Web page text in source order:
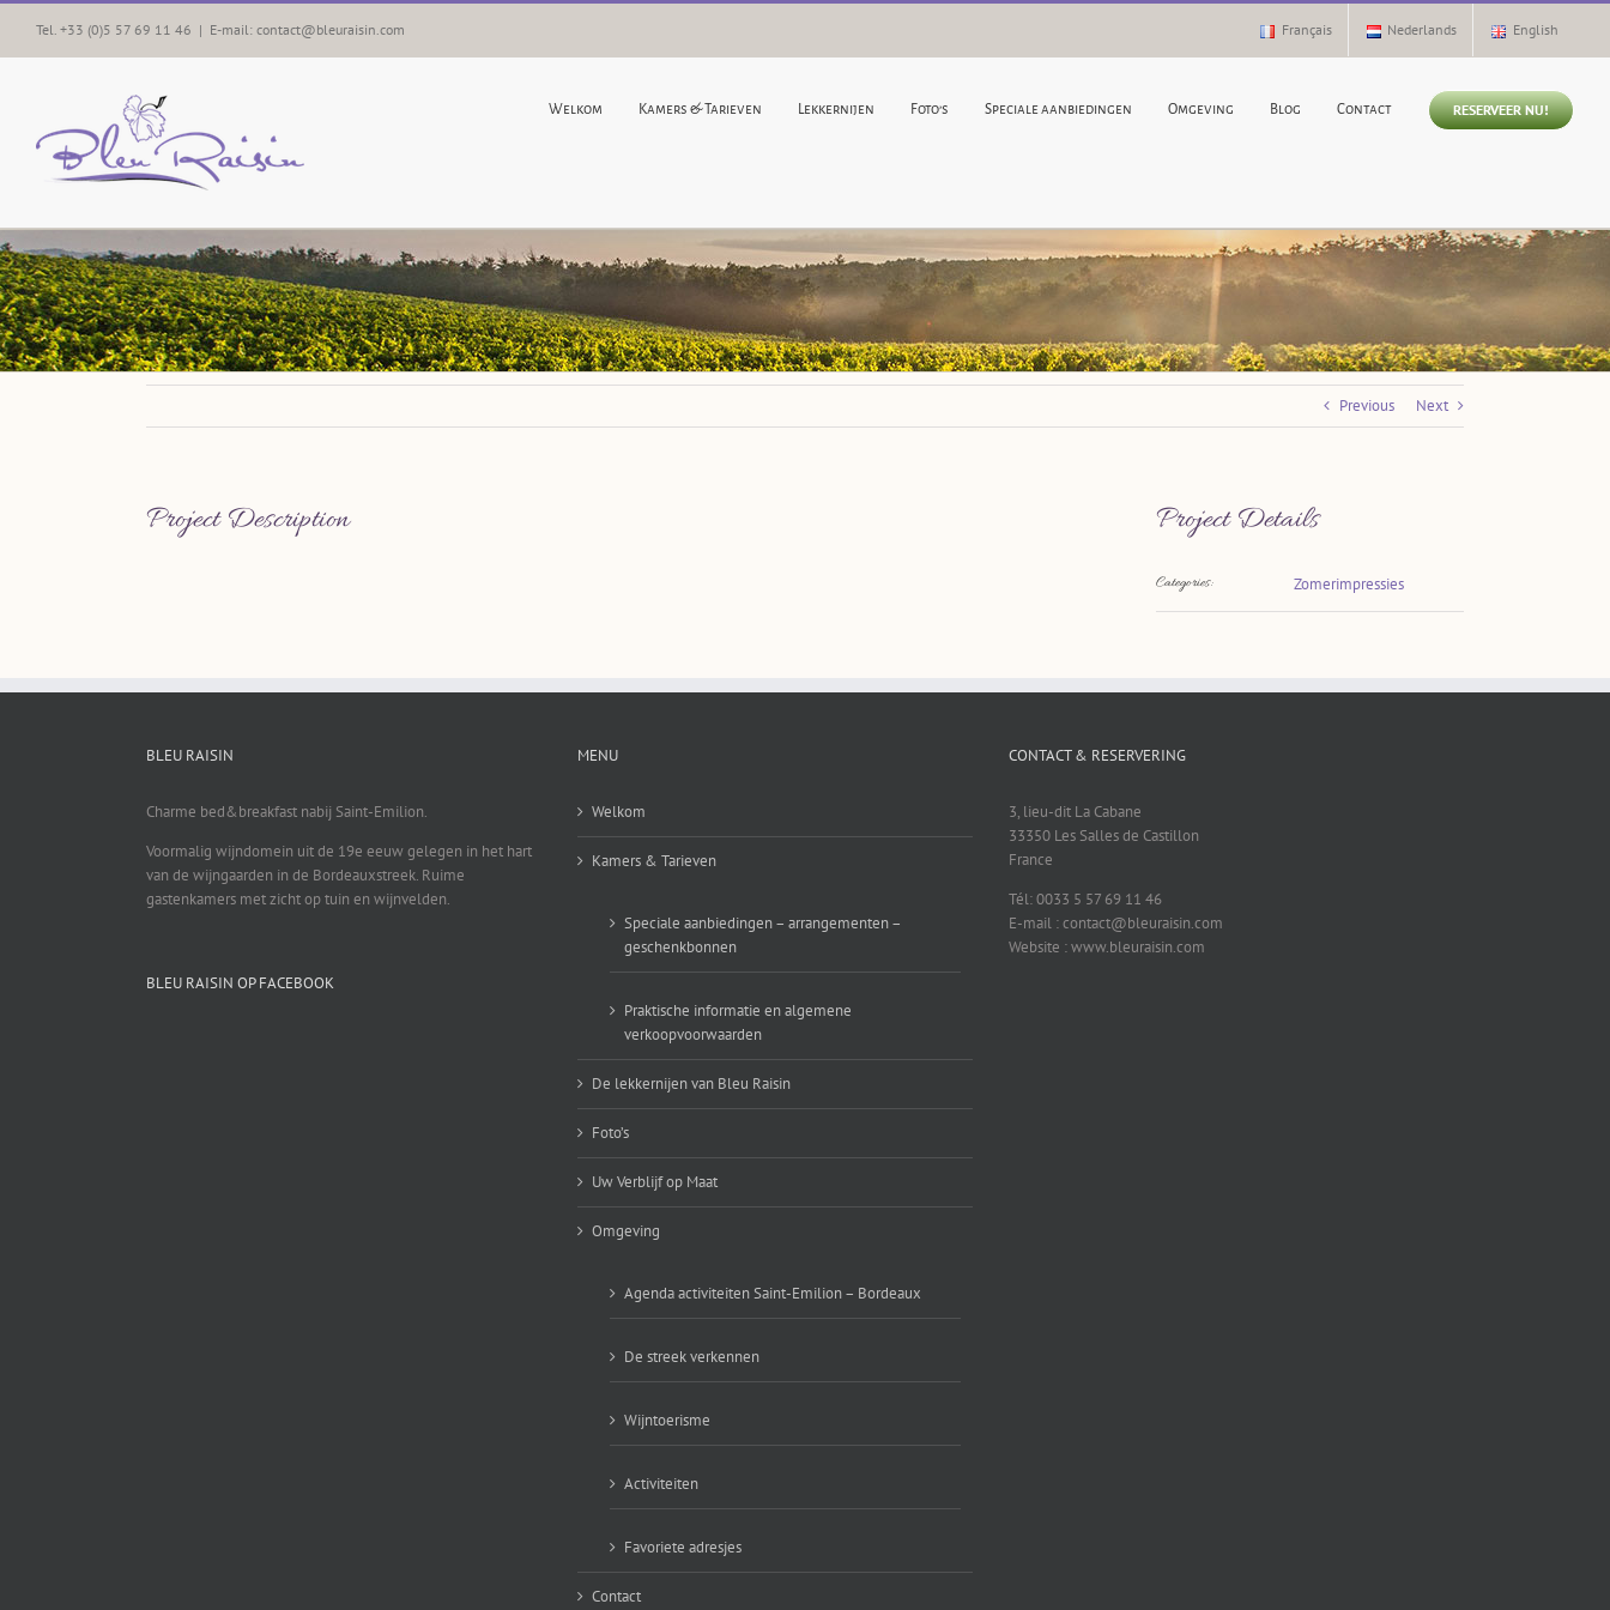
Skip
content
Tel. +33 (0)5 57 69 11 46 | E-mail: contact@bleuraisin.com Français Nederlands English
Welkom Kamers & Tarieven Lekkernijen Foto’s Speciale aanbiedingen Omgeving Blog Contact RESERVEER NU!
Previous Next
Project Description Project Details
Categories: Zomerimpressies
BLEU RAISIN
Charme bed&breakfast nabij Saint-Emilion.
Voormalig wijndomein uit de 19e eeuw gelegen in het hart
van de wijngaarden in de Bordeauxstreek. Ruime
gastenkamers met zicht op tuin en wijnvelden.
BLEU RAISIN OP FACEBOOK
MENU
Welkom
Kamers & Tarieven
Speciale aanbiedingen – arrangementen –
geschenkbonnen
Praktische informatie en algemene
verkoopvoorwaarden
De lekkernijen van Bleu Raisin
Foto’s
Uw Verblijf op Maat
Omgeving
Agenda activiteiten Saint-Emilion – Bordeaux
De streek verkennen
Wijntoerisme
Activiteiten
Favoriete adresjes
Contact
CONTACT & RESERVERING
3, lieu-dit La Cabane
33350 Les Salles de Castillon
France
Tél: 0033 5 57 69 11 46
E-mail : contact@bleuraisin.com
Website : www.bleuraisin.com